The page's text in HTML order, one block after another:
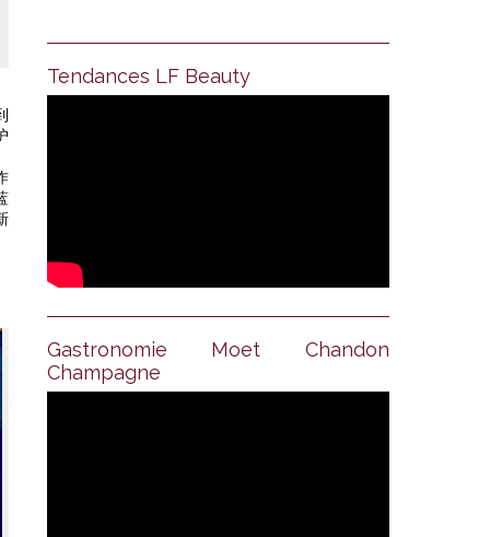
Tendances LF Beauty
Gastronomie Moet Chandon
Champagne